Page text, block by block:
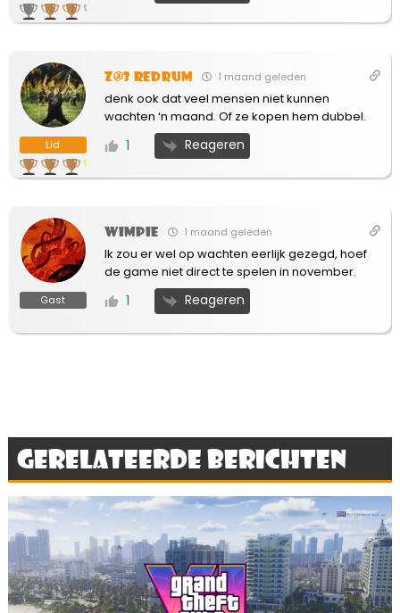
Lid
Z@3 Redrum 1 maand geleden
denk ook dat veel mensen niet kunnen
wachten ‘n maand. Of ze kopen hem dubbel.
1 Reageren
Gast
Wimpie 1 maand geleden
Ik zou er wel op wachten eerlijk gezegd, hoef
de game niet direct te spelen in november.
1 Reageren
Gerelateerde berichten